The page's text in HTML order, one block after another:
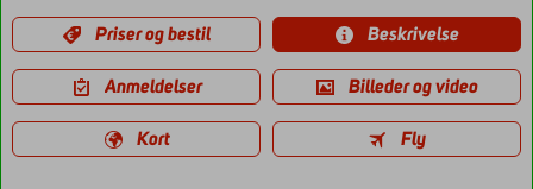
Priser og bestil Beskrivelse
Anmeldelser Billeder og video
Kort Fly